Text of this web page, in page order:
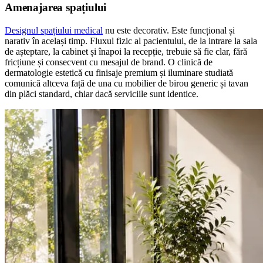
Amenajarea spațiului
Designul spațiului medical nu este decorativ. Este funcțional și
narativ în același timp. Fluxul fizic al pacientului, de la intrare la sala
de așteptare, la cabinet și înapoi la recepție, trebuie să fie clar, fără
fricțiune și consecvent cu mesajul de brand. O clinică de
dermatologie estetică cu finisaje premium și iluminare studiată
comunică altceva față de una cu mobilier de birou generic și tavan
din plăci standard, chiar dacă serviciile sunt identice.